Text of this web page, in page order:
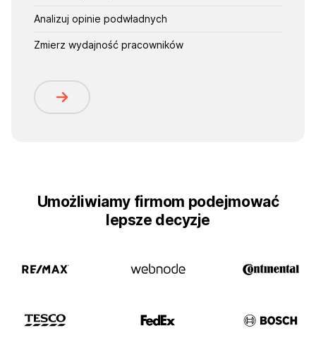
Analizuj opinie podwładnych
Zmierz wydajność pracowników
Umożliwiamy firmom podejmować
lepsze decyzje